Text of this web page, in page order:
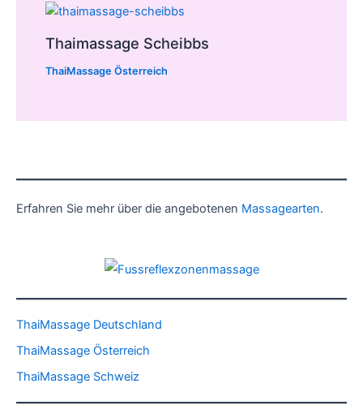
Thaimassage Scheibbs
ThaiMassage Österreich
Erfahren Sie mehr über die angebotenen Massagearten.
ThaiMassage Deutschland
ThaiMassage Österreich
ThaiMassage Schweiz